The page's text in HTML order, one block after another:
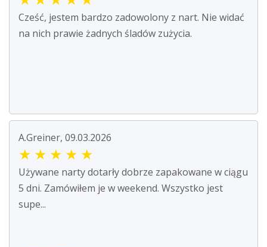
Cześć, jestem bardzo zadowolony z nart. Nie widać
na nich prawie żadnych śladów zużycia.
A.Greiner, 09.03.2026
★ ★ ★ ★ ★
Używane narty dotarły dobrze zapakowane w ciągu
5 dni. Zamówiłem je w weekend. Wszystko jest
supe...